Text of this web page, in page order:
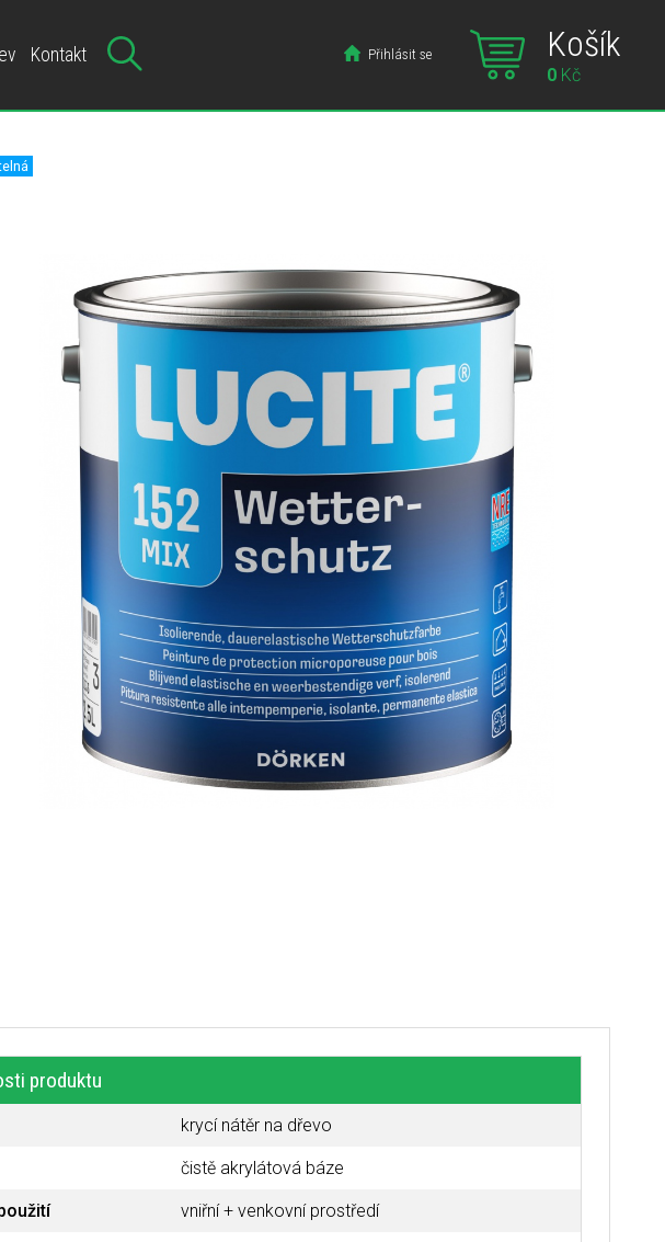
Kontakt Přihlásit se Košík
0Kč
produktu
krycí nátěr na dřevo
čistě akrylátová báze
vniřní + venkovní prostředí